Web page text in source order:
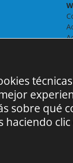
sobre qué
haciendo